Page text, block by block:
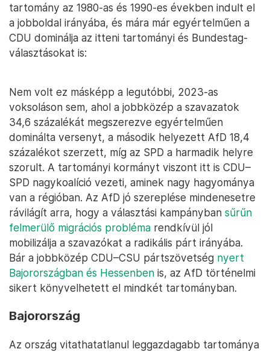
tartomány az 1980-as és 1990-es években indult el
a jobboldal irányába, és mára már egyértelműen a
CDU dominálja az itteni tartományi és Bundestag-
választásokat is:
Nem volt ez másképp a legutóbbi, 2023-as
voksoláson sem, ahol a jobbközép a szavazatok
34,6 százalékát megszerezve egyértelműen
dominálta versenyt, a második helyezett AfD 18,4
százalékot szerzett, míg az SPD a harmadik helyre
szorult. A tartományi kormányt viszont itt is CDU–
SPD nagykoalíció vezeti, aminek nagy hagyománya
van a régióban. Az AfD jó szereplése mindenesetre
rávilágít arra, hogy a választási kampányban sűrűn
felmerülő migrációs probléma rendkívül jól
mobilizálja a szavazókat a radikális párt irányába.
Bár a jobbközép CDU–CSU pártszövetség nyert
Bajorországban és Hessenben is, az AfD történelmi
sikert könyvelhetett el mindkét tartományban.
Bajorország
Az ország vitathatatlanul leggazdagabb tartománya